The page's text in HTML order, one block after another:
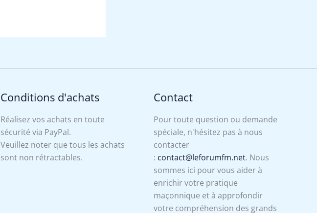
Conditions d'achats
Réalisez vos achats en toute
sécurité via PayPal.
Veuillez noter que tous les achats
sont non rétractables.
Contact
Pour toute question ou demande
spéciale, n'hésitez pas à nous
contacter
: contact@leforumfm.net. Nous
sommes ici pour vous aider à
enrichir votre pratique
maçonnique et à approfondir
votre compréhension des grands